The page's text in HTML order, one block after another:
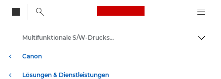
Canon Logo, back
Auf
Canon
Lösungen & Dienstleistungen
Multifunktionale S/W-Drucksysteme - Canon Schweiz